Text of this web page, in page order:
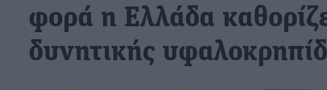
φορά η Ελλάδα
δυνητικής